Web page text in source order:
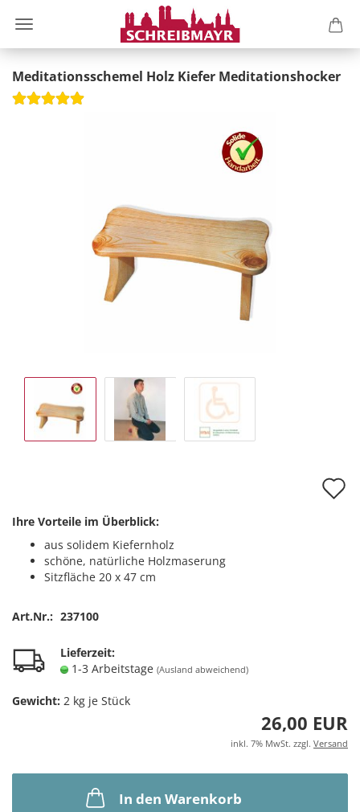
Meditationsschemel Holz Kiefer Meditationshocker
Ihre Vorteile im Überblick:
aus solidem Kiefernholz
schöne, natürliche Holzmaserung
Sitzfläche 20 x 47 cm
Art.Nr.: 237100
Lieferzeit:
1-3 Arbeitstage (Ausland abweichend)
Gewicht: 2 kg je Stück
26,00 EUR
inkl. 7% MwSt. zzgl. Versand
In den Warenkorb